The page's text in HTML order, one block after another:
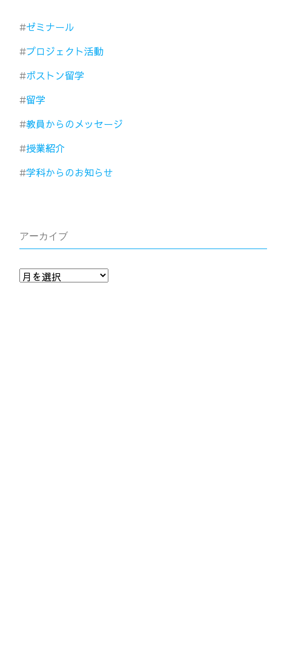
ゼミナール
プロジェクト活動
ボストン留学
留学
教員からのメッセージ
授業紹介
学科からのお知らせ
アーカイブ